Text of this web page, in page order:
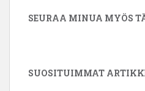
SEURAA MINUA MYÖS
SUOSITUIMMAT